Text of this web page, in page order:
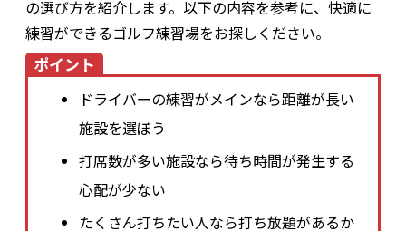
の選び方を紹介します。以下の内容を参考に、快適に
練習ができるゴルフ練習場をお探しください。
ポイント
ドライバーの練習がメインなら距離が長い
施設を選ぼう
打席数が多い施設なら待ち時間が発生する
心配が少ない
たくさん打ちたい人なら打ち放題があるか